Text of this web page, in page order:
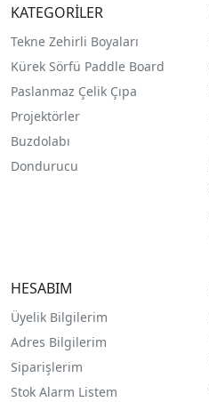
KATEGORİLER
Tekne Zehirli Boyaları
Kürek Sörfü Paddle Board
Paslanmaz Çelik Çıpa
Projektörler
Buzdolabı
Dondurucu
HESABIM
Üyelik Bilgilerim
Adres Bilgilerim
Siparişlerim
Stok Alarm Listem